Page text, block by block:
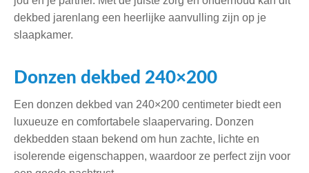
dekbed jarenlang een heerlijke aanvulling zijn op je
slaapkamer.
Donzen dekbed 240×200
Een donzen dekbed van 240×200 centimeter biedt een
luxueuze en comfortabele slaapervaring. Donzen
dekbedden staan bekend om hun zachte, lichte en
isolerende eigenschappen, waardoor ze perfect zijn voor